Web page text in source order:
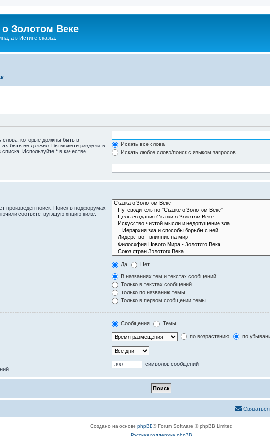
о Золотом Веке
а в Истине сказка.
слова, которые должны быть в
быть не должно. Вы можете разделить
списка. Используйте * в качестве
Искать все слова
Искать любое слово/поиск с языком запросов
произведён поиск. Поиск в подфорумах
соответствующую опцию ниже.
Да Нет
В названиях тем и текстах сообщений
Только в текстах сообщений
Только по названию темы
Только в первом сообщении темы
Сообщения Темы
по возрастанию по
символов сообщений
Создано на основе phpBB® Forum Software © phpBB Limited
Русская поддержка phpBB